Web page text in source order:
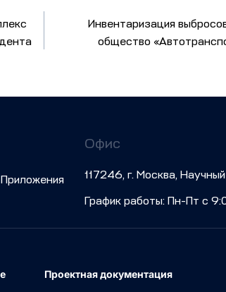
Инвентаризация
общество
Приложения
Офис
117246, г. Москва,
График работы: Пн-Пт с
Проектная документация